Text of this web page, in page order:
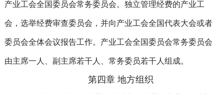
产业工会全国委员会常务委员会。独立管理经费的产业工
会，选举经费审查委员会，并向产业工会全国代表大会或者
委员会全体会议报告工作。产业工会全国委员会常务委员会
由主席一人、副主席若干人、常务委员若干人组成。
第四章 地方组织